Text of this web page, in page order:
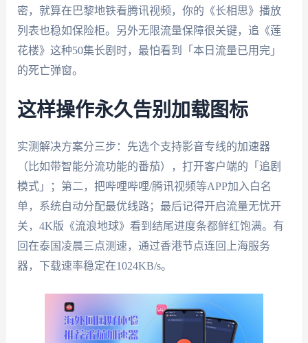
密，就算在巴黎地铁看腾讯视频，你的《长相思》播放
列表也稳如保险柜。另外无限流量保障很关键，追《莲
花楼》这种50集长剧时，最怕看到「本日流量已用完」
的死亡弹窗。
这样操作永久告别加载图标
实测解决方案分三步：先选个支持影音专线的加速器
（比如带智能分流功能的番茄），打开客户端的「追剧
模式」；第二，把哔哩哔哩/腾讯视频等APP加入白名
单，系统自动分配最优线路；最后记得开启流量无忧开
关，4K版《流浪地球》看到结尾进度条都鲜红饱满。有
回在泰国凌晨三点测速，通过香港节点连回上海服务
器，下载速率稳定在1024KB/s。